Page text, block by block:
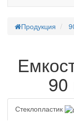
Продукция
90
Стеклопластик